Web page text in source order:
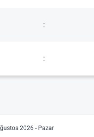
:
:
2026 - Pazar